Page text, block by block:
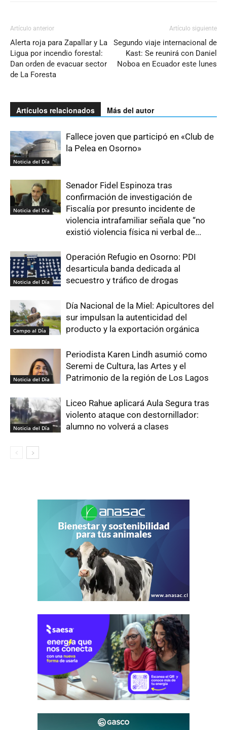
Artículo anterior
Alerta roja para Zapallar y La
Ligua por incendio forestal:
Dan orden de evacuar sector
de La Foresta
Artículo siguiente
Segundo viaje internacional de
Kast: Se reunirá con Daniel
Noboa en Ecuador este lunes
Artículos relacionados Más del autor
Noticia del Día
Fallece joven que participó en «Club de
la Pelea en Osorno»
Noticia del Día
Senador Fidel Espinoza tras
confirmación de investigación de
Fiscalía por presunto incidente de
violencia intrafamiliar señala que “no
existió violencia física ni verbal de...
Noticia del Día
Operación Refugio en Osorno: PDI
desarticula banda dedicada al
secuestro y tráfico de drogas
Campo al Día
Día Nacional de la Miel: Apicultores del
sur impulsan la autenticidad del
producto y la exportación orgánica
Noticia del Día
Periodista Karen Lindh asumió como
Seremi de Cultura, las Artes y el
Patrimonio de la región de Los Lagos
Noticia del Día
Liceo Rahue aplicará Aula Segura tras
violento ataque con destornillador:
alumno no volverá a clases